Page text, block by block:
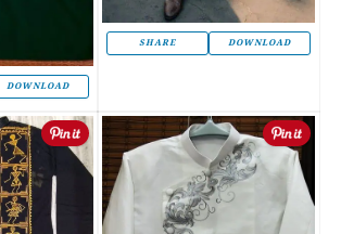
DOWNLOAD
SHARE DOWNLOAD